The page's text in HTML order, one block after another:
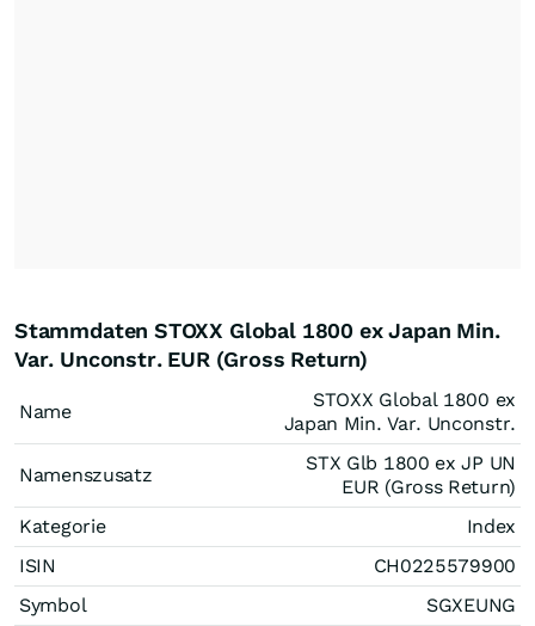
Stammdaten STOXX Global 1800 ex Japan Min.
Var. Unconstr. EUR (Gross Return)
Name
STOXX Global 1800 ex
Japan Min. Var. Unconstr.
Namenszusatz
STX Glb 1800 ex JP UN
EUR (Gross Return)
Kategorie
Index
ISIN
CH0225579900
Symbol
SGXEUNG